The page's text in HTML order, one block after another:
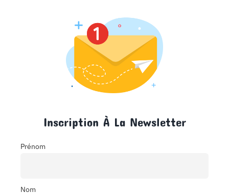
Inscription À La Newsletter
Prénom
Nom